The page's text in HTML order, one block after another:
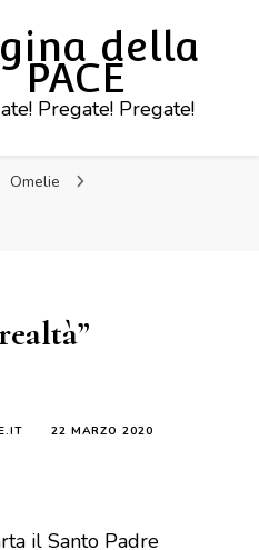
della
PACE
Pregate! Pregate!
Omelie
22 MARZO 2020
il Santo Padre